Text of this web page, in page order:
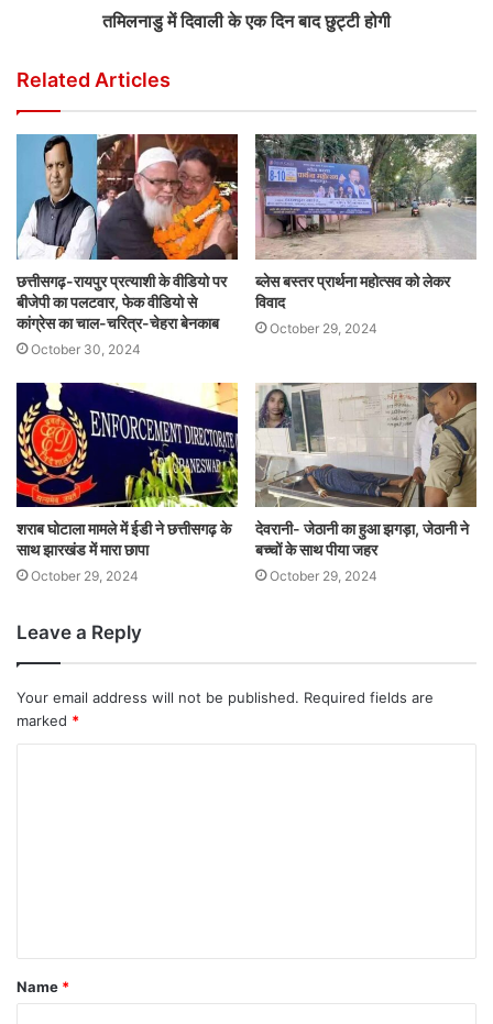
तमिलनाडु में दिवाली के एक दिन बाद छुट्टी होगी
Related Articles
छत्तीसगढ़-रायपुर प्रत्याशी के वीडियो पर
बीजेपी का पलटवार, फेक वीडियो से
कांग्रेस का चाल-चरित्र-चेहरा बेनकाब
October 30, 2024
ब्लेस बस्तर प्रार्थना महोत्सव को लेकर
विवाद
October 29, 2024
शराब घोटाला मामले में ईडी ने छत्तीसगढ़ के
साथ झारखंड में मारा छापा
October 29, 2024
देवरानी- जेठानी का हुआ झगड़ा, जेठानी ने
बच्चों के साथ पीया जहर
October 29, 2024
Leave a Reply
Your email address will not be published. Required fields are
marked *
Name *